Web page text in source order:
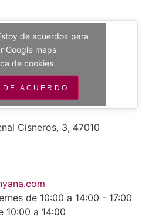
de acuerdo» para
Google maps
de cookies
DE ACUERDO
Cisneros, 3, 47010
de 10:00 a 14:00 - 17:00
10:00 a 14:00